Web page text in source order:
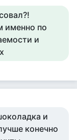
именно по
и
и
конечно